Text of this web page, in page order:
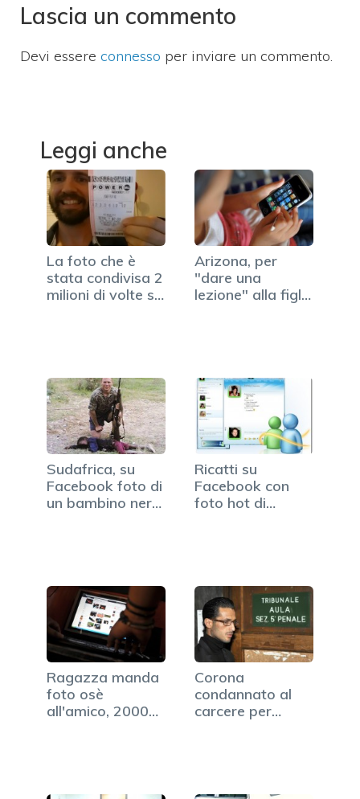
Lascia un commento
Devi essere connesso per inviare un commento.
Leggi anche
La foto che è
stata condivisa 2
milioni di volte su
Arizona, per
"dare una
lezione" alla figlia
Sudafrica, su
Facebook foto di
un bambino nero
Ricatti su
Facebook con
foto hot di
Ragazza manda
foto osè
all'amico, 2000
Corona
condannato al
carcere per